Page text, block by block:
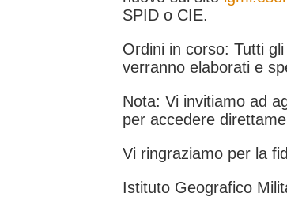
SPID o CIE.
Ordini in corso: Tutti
verranno elaborati e
Nota: Vi invitiamo ad
per accedere
Vi ringraziamo per la
Istituto Geografico